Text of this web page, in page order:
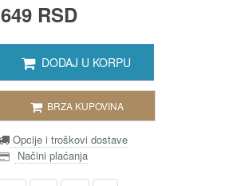
649 RSD
DODAJ U KORPU
BRZA KUPOVINA
Opcije i troškovi dostave
Načini plaćanja